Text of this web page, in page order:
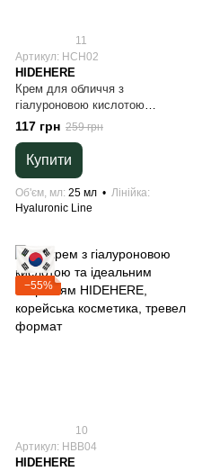
11
Артикул: HCH02
HIDEHERE
Крем для обличчя з
гіалуроновою кислотою
HIDEHERE, корейська
косметика, тревел формат
117 грн 259 грн
Купити
Об'єм, мл 25 мл
Лінійка
Hyaluronic Line
−55%
10
Артикул: HBB04
HIDEHERE